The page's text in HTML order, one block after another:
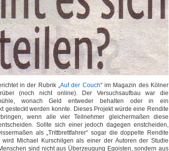
in der Rubrik „Auf der Couch“ im Magazin des Kölner
(noch nicht online). Der Versuchsaufbau war die
wonach Geld entweder behalten oder in ein
gesteckt werden konnte. Dieses Projekt würde eine Rendite
wenn alle vier Teilnehmer gleichermaßen diese
Sollte sich einer jedoch dagegen enstcheiden,
als „Trittbrettfahrer“ sogar die doppelte Rendite
wird Michael Kurschilgen als einer der Autoren der Studie
sind nicht aus Überzeugung Egoisten, sondern aus